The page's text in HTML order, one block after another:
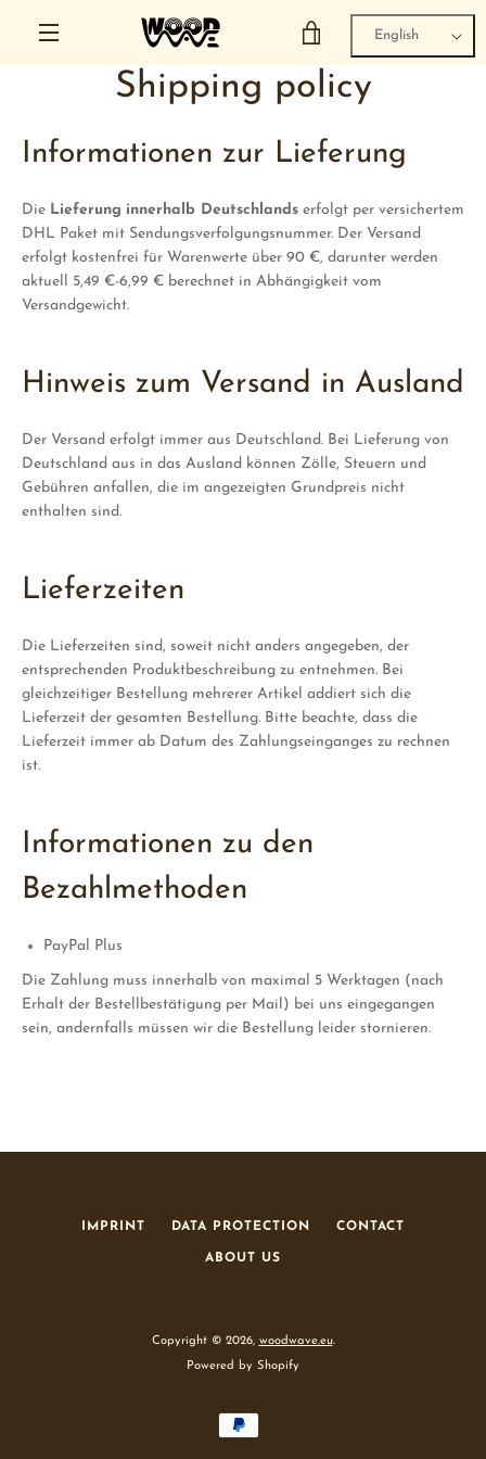
SEARCH
CART
Language
English
Shipping policy
Informationen zur Lieferung
Die Lieferung innerhalb Deutschlands erfolgt per versichertem
DHL Paket mit Sendungsverfolgungsnummer. Der Versand
erfolgt kostenfrei für Warenwerte über 90 €, darunter werden
aktuell 5,49 €-6,99 € berechnet in Abhängigkeit vom
Versandgewicht.
Hinweis zum Versand in Ausland
Der Versand erfolgt immer aus Deutschland. Bei Lieferung von
Deutschland aus in das Ausland können Zölle, Steuern und
Gebühren anfallen, die im angezeigten Grundpreis nicht
enthalten sind.
Lieferzeiten
Die Lieferzeiten sind, soweit nicht anders angegeben, der
entsprechenden Produktbeschreibung zu entnehmen. Bei
gleichzeitiger Bestellung mehrerer Artikel addiert sich die
Lieferzeit der gesamten Bestellung. Bitte beachte, dass die
Lieferzeit immer ab Datum des Zahlungseinganges zu rechnen
ist.
Informationen zu den
Bezahlmethoden
PayPal Plus
Die Zahlung muss innerhalb von maximal 5 Werktagen (nach
Erhalt der Bestellbestätigung per Mail) bei uns eingegangen
sein, andernfalls müssen wir die Bestellung leider stornieren.
IMPRINT DATA PROTECTION CONTACT
ABOUT US
Copyright © 2026, woodwave.eu.
Powered by Shopify
Payment